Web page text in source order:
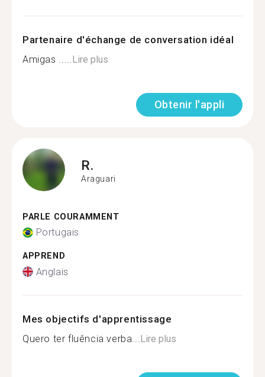
Partenaire d'échange de conversation idéal
Amigas ..... Lire plus
Obtenir l'appli
R.
Araguari
PARLE COURAMMENT
Portugais
APPREND
Anglais
Mes objectifs d'apprentissage
Quero ter fluência verba... Lire plus